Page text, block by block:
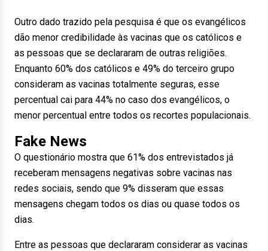
Outro dado trazido pela pesquisa é que os evangélicos
dão menor credibilidade às vacinas que os católicos e
as pessoas que se declararam de outras religiões.
Enquanto 60% dos católicos e 49% do terceiro grupo
consideram as vacinas totalmente seguras, esse
percentual cai para 44% no caso dos evangélicos, o
menor percentual entre todos os recortes populacionais.
Fake News
O questionário mostra que 61% dos entrevistados já
receberam mensagens negativas sobre vacinas nas
redes sociais, sendo que 9% disseram que essas
mensagens chegam todos os dias ou quase todos os
dias.
Entre as pessoas que declararam considerar as vacinas